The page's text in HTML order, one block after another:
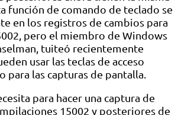
función de comando de teclado se
en los registros de cambios para
pero el miembro de Windows
tuiteó recientemente
usar las teclas de acceso
para las capturas de pantalla.
para hacer una captura de
15002 y posteriores de